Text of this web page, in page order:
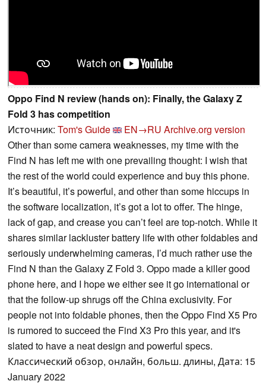
Oppo Find N review (hands on): Finally, the Galaxy Z
Fold 3 has competition
Источник: Tom's Guide EN→RU Archive.org version
Other than some camera weaknesses, my time with the
Find N has left me with one prevailing thought: I wish that
the rest of the world could experience and buy this phone.
It’s beautiful, it’s powerful, and other than some hiccups in
the software localization, it’s got a lot to offer. The hinge,
lack of gap, and crease you can’t feel are top-notch. While it
shares similar lackluster battery life with other foldables and
seriously underwhelming cameras, I’d much rather use the
Find N than the Galaxy Z Fold 3. Oppo made a killer good
phone here, and I hope we either see it go international or
that the follow-up shrugs off the China exclusivity. For
people not into foldable phones, then the Oppo Find X5 Pro
is rumored to succeed the Find X3 Pro this year, and it's
slated to have a neat design and powerful specs.
Классический обзор, онлайн, больш. длины, Дата: 15
January 2022